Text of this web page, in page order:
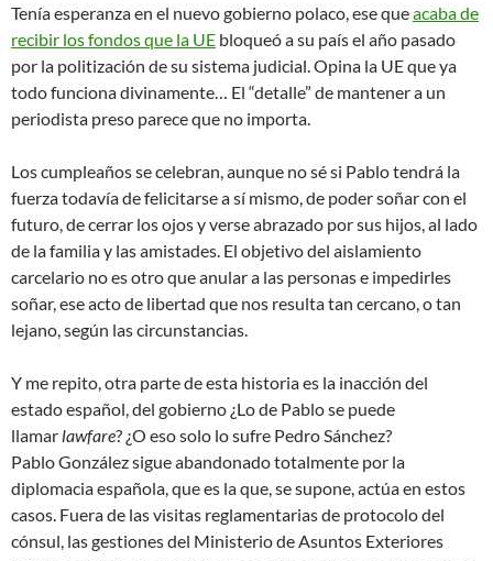
Tenía esperanza en el nuevo gobierno polaco, ese queacaba de
recibir los fondos que la UE bloqueó a su país el año pasado
por la politización de su sistema judicial. Opina la UE que ya
todo funciona divinamente… El “detalle” de mantener a un
periodista preso parece que no importa.
Los cumpleaños se celebran, aunque no sé si Pablo tendrá la
fuerza todavía de felicitarse a sí mismo, de poder soñar con el
futuro, de cerrar los ojos y verse abrazado por sus hijos, al lado
de la familia y las amistades. El objetivo del aislamiento
carcelario no es otro que anular a las personas e impedirles
soñar, ese acto de libertad que nos resulta tan cercano, o tan
lejano, según las circunstancias.
Y me repito, otra parte de esta historia es la inacción del
estado español, del gobierno ¿Lo de Pablo se puede
llamar lawfare? ¿O eso solo lo sufre Pedro Sánchez?
Pablo González sigue abandonado totalmente por la
diplomacia española, que es la que, se supone, actúa en estos
casos. Fuera de las visitas reglamentarias de protocolo del
cónsul, las gestiones del Ministerio de Asuntos Exteriores